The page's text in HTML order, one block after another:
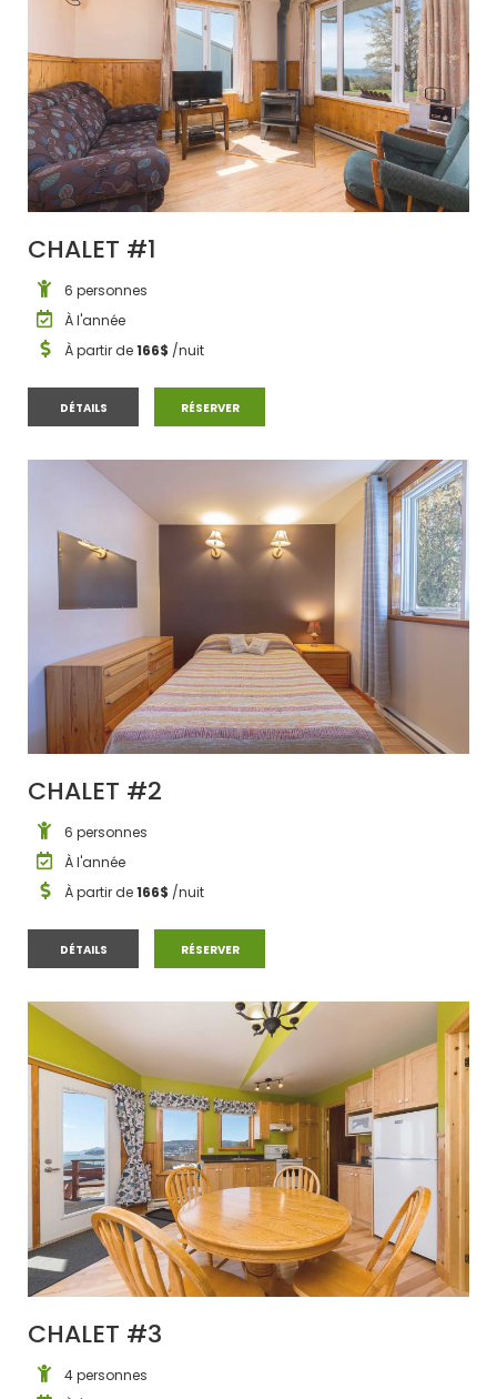
CHALET #1
6 personnes
À l'année
À partir de166$ /nuit
DÉTAILSCHALET #1 RÉSERVERCHALET #1
CHALET #2
6 personnes
À l'année
À partir de166$ /nuit
DÉTAILSCHALET #2 RÉSERVERCHALET #2
CHALET #3
4 personnes